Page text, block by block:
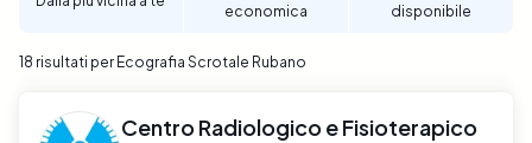
discrezione.
economica
disponibile
18 risultati per Ecografia Scrotale Rubano
Centro Radiologico e Fisioterapico